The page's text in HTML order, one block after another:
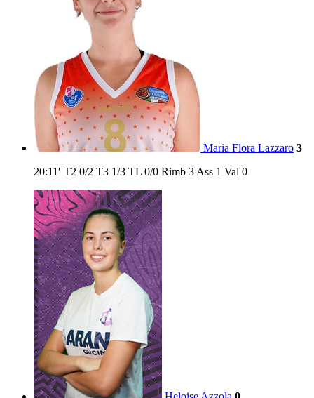
Maria Flora Lazzaro 3
20:11′ T2 0/2 T3 1/3 TL 0/0 Rimb 3 Ass 1 Val 0